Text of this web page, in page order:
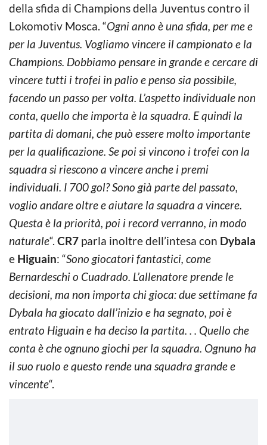
della sfida di Champions della Juventus contro il
Lokomotiv Mosca. “Ogni anno è una sfida, per me e
per la Juventus. Vogliamo vincere il campionato e la
Champions. Dobbiamo pensare in grande e cercare di
vincere tutti i trofei in palio e penso sia possibile,
facendo un passo per volta. L’aspetto individuale non
conta, quello che importa è la squadra. E quindi la
partita di domani, che può essere molto importante
per la qualificazione. Se poi si vincono i trofei con la
squadra si riescono a vincere anche i premi
individuali. I 700 gol? Sono già parte del passato,
voglio andare oltre e aiutare la squadra a vincere.
Questa è la priorità, poi i record verranno, in modo
naturale“. CR7 parla inoltre dell’intesa con Dybala
e Higuain: “Sono giocatori fantastici, come
Bernardeschi o Cuadrado. L’allenatore prende le
decisioni, ma non importa chi gioca: due settimane fa
Dybala ha giocato dall’inizio e ha segnato, poi è
entrato Higuain e ha deciso la partita. . . Quello che
conta è che ognuno giochi per la squadra. Ognuno ha
il suo ruolo e questo rende una squadra grande e
vincente“.